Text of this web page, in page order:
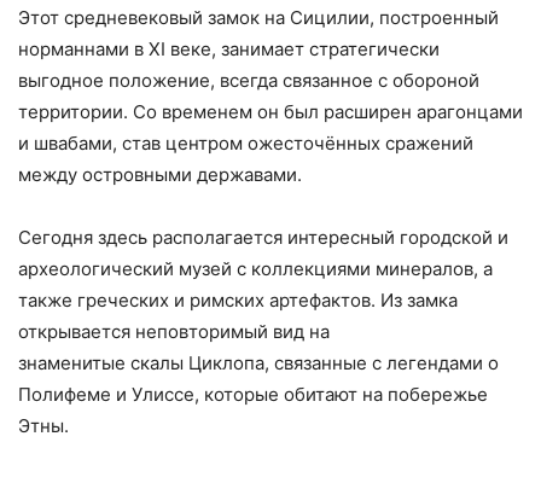
Этот средневековый замок на Сицилии, построенный
норманнами в XI веке, занимает стратегически
выгодное положение, всегда связанное с обороной
территории. Со временем он был расширен арагонцами
и швабами, став центром ожесточённых сражений
между островными державами.
Сегодня здесь располагается интересный городской и
археологический музей с коллекциями минералов, а
также греческих и римских артефактов. Из замка
открывается неповторимый вид на
знаменитые скалы Циклопа, связанные с легендами о
Полифеме и Улиссе, которые обитают на побережье
Этны.